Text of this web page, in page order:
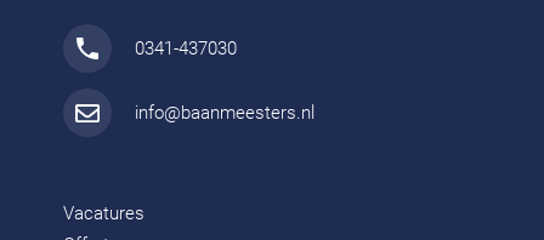
0341-437030
info@baanmeesters.nl
Vacatures